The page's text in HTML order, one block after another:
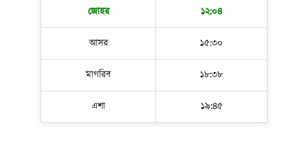
জোহর ১২:০৪
আসর ১৫:৩০
মাগরিব ১৮:৩৮
এশা ১৯:৪৫